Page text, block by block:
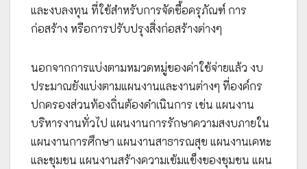
และงบลงทุน ที่ใช้สำหรับการจัดซื้อครุภัณฑ์ การ
ก่อสร้าง หรือการปรับปรุงสิ่งก่อสร้างต่างๆ
นอกจากการแบ่งตามหมวดหมู่ของค่าใช้จ่ายแล้ว งบ
ประมาณยังแบ่งตามแผนงานและงานต่างๆ ที่องค์กร
ปกครองส่วนท้องถิ่นต้องดำเนินการ เช่น แผนงาน
บริหารงานทั่วไป แผนงานการรักษาความสงบภายใน
แผนงานการศึกษา แผนงานสาธารณสุข แผนงานเคหะ
และชุมชน แผนงานสร้างความเข้มแข็งของชุมชน แผน